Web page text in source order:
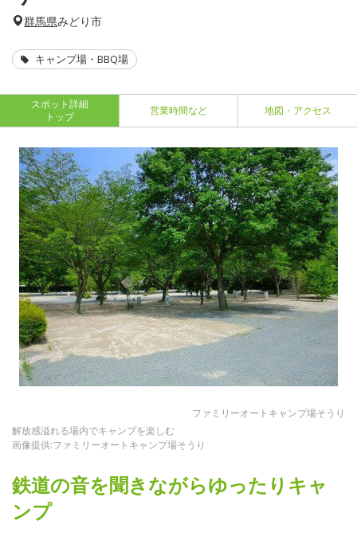
群馬県みどり市
キャンプ場・BBQ場
スポット詳細
トップ
営業時間など 地図・アクセス
ファミリーオートキャンプ場そうり
解放感溢れる場内でキャンプを楽しむ
画像提供:ファミリーオートキャンプ場そうり
鉄道の音を聞きながらゆったりキャ
ンプ